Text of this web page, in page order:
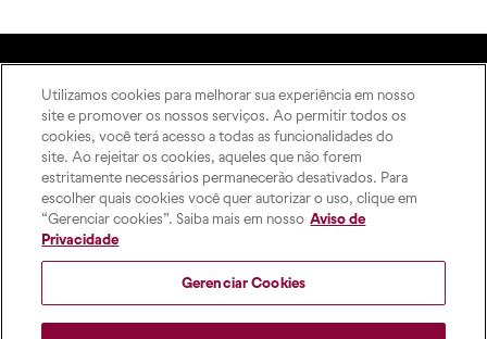
Rua Imaculada Conceição,
1155 – Prado Velho,
Curitiba – PR, 80215-901
Das 8h às 17h, de segunda a
sexta-feira
pucpress@pucpr.br
+55 (41) 9 9860-2728
A Editora
Como publicar
ODS
Contato
Utilizamos cookies para melhorar sua experiência em nosso
site e promover os nossos serviços. Ao permitir todos os
cookies, você terá acesso a todas as funcionalidades do
site. Ao rejeitar os cookies, aqueles que não forem
estritamente necessários permanecerão desativados. Para
escolher quais cookies você quer autorizar o uso, clique em
“Gerenciar cookies”. Saiba mais em nosso Aviso de
Privacidade
Gerenciar Cookies